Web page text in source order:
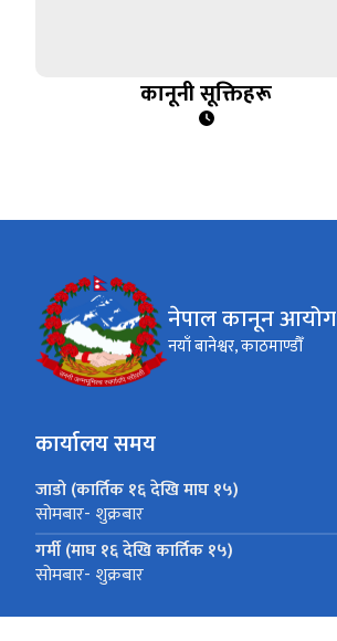
कानूनी सूक्तिहरू
नेपाल कानून आयोग
नयाँ बानेश्वर, काठमाण्डौँ
कार्यालय समय
जाडो (कार्तिक १६ देखि माघ १५)
सोमबार- शुक्रबार
गर्मी (माघ १६ देखि कार्तिक १५)
सोमबार- शुक्रबार